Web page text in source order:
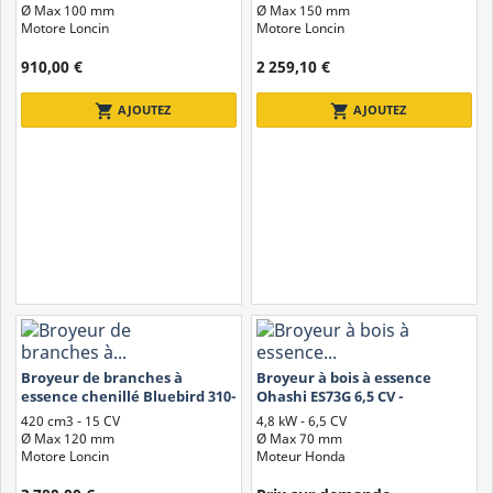
Différence entre Broyeurs et Déchiqueteuses
Tous deux utilisés pour traiter les résidus végétaux, le broyeur et la
déchiqueteuse ont une structure, des objectifs et des fonctions
légèrement différents.
Ø Max 100 mm
Motore Loncin
910,00 €
shopping_cart AJOUTEZ
Ø Max 150 mm
Motore Loncin
2 259,10 €
shopping_cart AJOUTEZ
Broyeur de branches à
essence chenillé Bluebird 310-
SHL 1200
420 cm3 - 15 CV
Ø Max 120 mm
Motore Loncin
Broyeur à bois à essence
Ohashi ES73G 6,5 CV -
Embrayage
électromagnétique
4,8 kW - 6,5 CV
Ø Max 70 mm
Moteur Honda